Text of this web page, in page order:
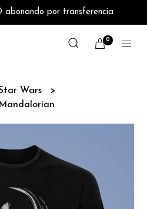
abonando por transferencia
0
Wars